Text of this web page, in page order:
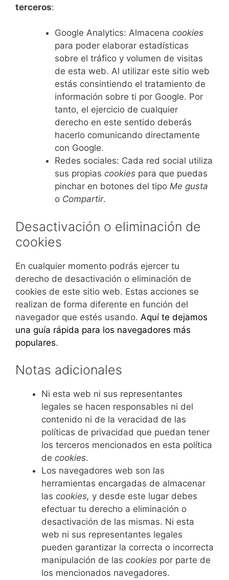
terceros:
Google Analytics: Almacena cookies
para poder elaborar estadísticas
sobre el tráfico y volumen de visitas
de esta web. Al utilizar este sitio web
estás consintiendo el tratamiento de
información sobre ti por Google. Por
tanto, el ejercicio de cualquier
derecho en este sentido deberás
hacerlo comunicando directamente
con Google.
Redes sociales: Cada red social utiliza
sus propias cookiespara que puedas
pinchar en botones del tipo Me gusta
o Compartir.
Desactivación o eliminación de
cookies
En cualquier momento podrás ejercer tu
derecho de desactivación o eliminación de
cookies de este sitio web. Estas acciones se
realizan de forma diferente en función del
navegador que estés usando. Aquí te dejamos
una guía rápida para los navegadores más
populares.
Notas adicionales
Ni esta web ni sus representantes
legales se hacen responsables ni del
contenido ni de la veracidad de las
políticas de privacidad que puedan tener
los terceros mencionados en esta política
de cookies.
Los navegadores web son las
herramientas encargadas de almacenar
las cookies, y desde este lugar debes
efectuar tu derecho a eliminación o
desactivación de las mismas. Ni esta
web ni sus representantes legales
pueden garantizar la correcta o incorrecta
manipulación de las cookies por parte de
los mencionados navegadores.